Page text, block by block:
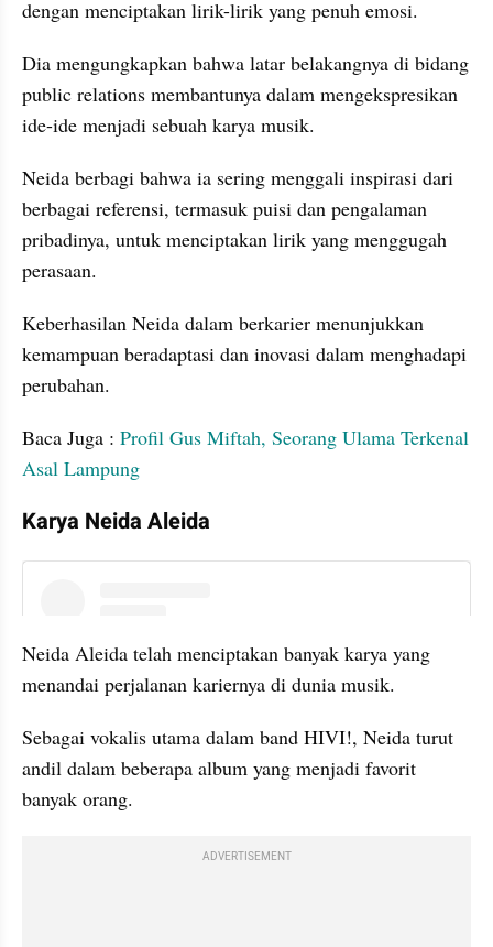
dengan menciptakan lirik-lirik yang penuh emosi.
Dia mengungkapkan bahwa latar belakangnya di bidang
public relations membantunya dalam mengekspresikan
ide-ide menjadi sebuah karya musik.
Neida berbagi bahwa ia sering menggali inspirasi dari
berbagai referensi, termasuk puisi dan pengalaman
pribadinya, untuk menciptakan lirik yang menggugah
perasaan.
Keberhasilan Neida dalam berkarier menunjukkan
kemampuan beradaptasi dan inovasi dalam menghadapi
perubahan.
Baca Juga : Profil Gus Miftah, Seorang Ulama Terkenal
Asal Lampung
Karya Neida Aleida
Neida Aleida telah menciptakan banyak karya yang
menandai perjalanan kariernya di dunia musik.
Sebagai vokalis utama dalam band HIVI!, Neida turut
andil dalam beberapa album yang menjadi favorit
banyak orang.
ADVERTISEMENT